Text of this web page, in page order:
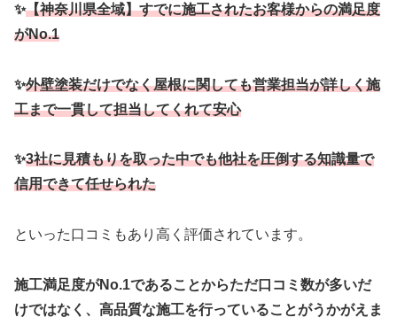
✨【神奈川県全域】すでに施工されたお客様からの満足度
がNo.1
✨外壁塗装だけでなく屋根に関しても営業担当が詳しく施
工まで一貫して担当してくれて安心
✨3社に見積もりを取った中でも他社を圧倒する知識量で
信用できて任せられた
といった口コミもあり高く評価されています。
施工満足度がNo.1であることからただ口コミ数が多いだ
けではなく、高品質な施工を行っていることがうかがえま